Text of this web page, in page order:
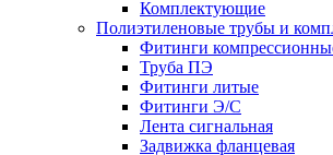
Комплектующие
Полиэтиленовые трубы и
Фитинги
Труба ПЭ
Фитинги литые
Фитинги Э/С
Лента сигнальная
Задвижка фланцевая